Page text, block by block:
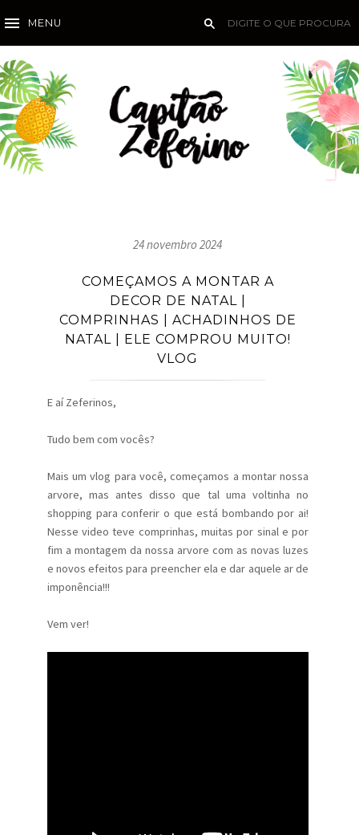
MENU
24 novembro 2024
COMEÇAMOS A MONTAR A
DECOR DE NATAL |
COMPRINHAS | ACHADINHOS DE
NATAL | ELE COMPROU MUITO!
VLOG
E aí Zeferinos,
Tudo bem com vocês?
Mais um vlog para você, começamos a montar nossa
arvore, mas antes disso que tal uma voltinha no
shopping para conferir o que está bombando por ai!
Nesse video teve comprinhas, muitas por sinal e por
fim a montagem da nossa arvore com as novas luzes
e novos efeitos para preencher ela e dar aquele ar de
imponência!!!
Vem ver!